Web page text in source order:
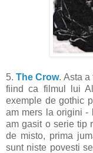
5.The Crow. Asta a
fiind ca filmul lui
exemple de gothic
am mers la origini -
am gasit o serie tip
de misto, prima
sunt niste povesti